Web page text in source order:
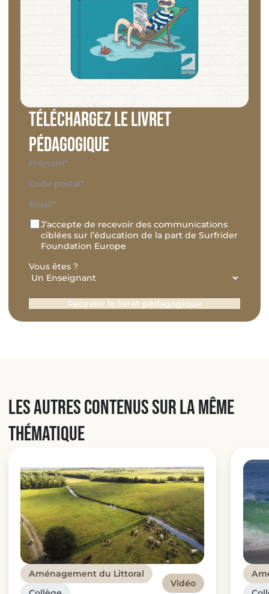
Téléchargez le livret
pédagogique
Nom*
Adresse*
postal
E-
RGPDJ’accepte de recevoir des communications
ciblées sur l’éducation de la part de Surfrider
Foundation Europe
Vous êtes ?
Les autres contenus sur la même
thématique
Aménagement du Littoral
Vidéo